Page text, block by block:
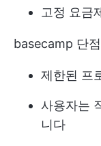
고정 요금
basecamp 단
제한된 프
사용자는
니다